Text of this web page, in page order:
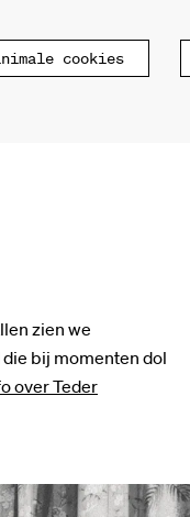
cookies
zien we
bij momenten dol
over Teder